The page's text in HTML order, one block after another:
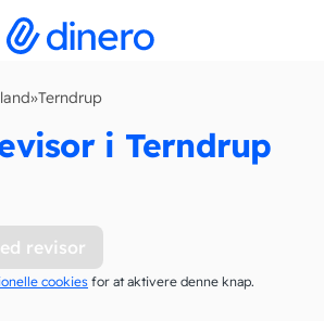
»Terndrup
i Terndrup
revisor
cookies for at aktivere denne knap.